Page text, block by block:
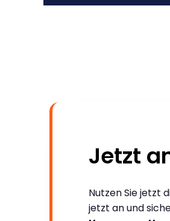
Jetzt
Nutzen Sie jetzt
jetzt an und